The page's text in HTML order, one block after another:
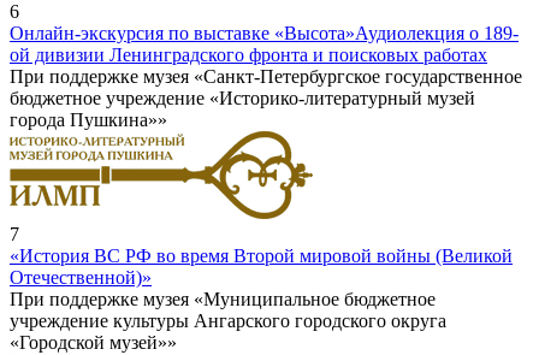
6
Онлайн-экскурсия по выставке «Высота»Аудиолекция о 189-
ой дивизии Ленинградского фронта и поисковых работах
При поддержке музея «Санкт-Петербургское государственное
бюджетное учреждение «Историко-литературный музей
города Пушкина»»
7
«История ВС РФ во время Второй мировой войны (Великой
Отечественной)»
При поддержке музея «Муниципальное бюджетное
учреждение культуры Ангарского городского округа
«Городской музей»»